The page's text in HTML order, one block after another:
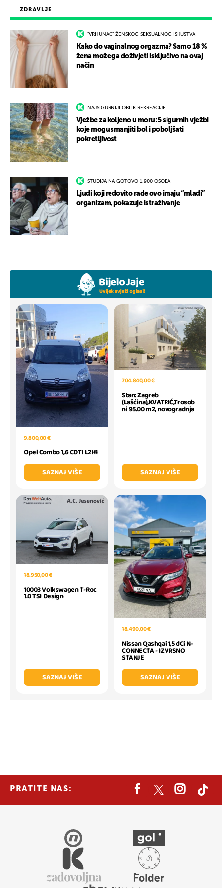
ZDRAVLJE
"VRHUNAC" ŽENSKOG SEKSUALNOG ISKUSTVA
Kako do vaginalnog orgazma? Samo 18 %
žena može ga doživjeti isključivo na ovaj
način
NAJSIGURNIJI OBLIK REKREACIJE
Vježbe za koljeno u moru: 5 sigurnih vježbi
koje mogu smanjiti bol i poboljšati
pokretljivost
STUDIJA NA GOTOVO 1.900 OSOBA
Ljudi koji redovito rade ovo imaju “mlađi”
organizam, pokazuje istraživanje
9.800,00 €
Opel Combo 1,6 CDTI L2H1
SAZNAJ VIŠE
704.840,00 €
Stan: Zagreb
(Lašćina),KVATRIĆ,Trosob
ni 95.00 m2, novogradnja
SAZNAJ VIŠE
18.950,00 €
10003 Volkswagen T-Roc
1.0 TSI Design
SAZNAJ VIŠE
18.490,00 €
Nissan Qashqai 1,5 dCi N-
CONNECTA - IZVRSNO
STANJE
SAZNAJ VIŠE
PRATITE NAS: